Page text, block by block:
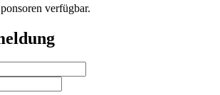
verfügbar.